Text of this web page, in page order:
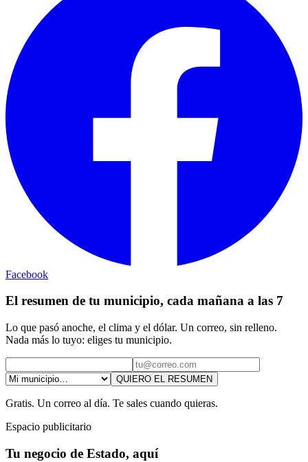
Facebook
El resumen de tu municipio, cada mañana a las 7
Lo que pasó anoche, el clima y el dólar. Un correo, sin relleno.
Nada más lo tuyo: eliges tu municipio.
QUIERO EL RESUMEN
Gratis. Un correo al día. Te sales cuando quieras.
Espacio publicitario
Tu negocio de Estado, aquí